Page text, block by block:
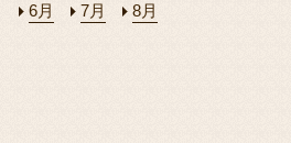
6月 7月 8月